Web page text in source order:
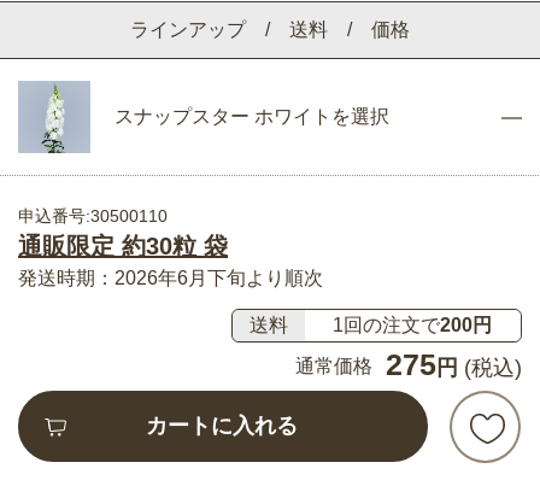
ラインアップ / 送料 / 価格
スナップスター ホワイトを選択
申込番号:30500110
通販限定 約30粒 袋
発送時期：2026年6月下旬より順次
送料 1回の注文で200円
通常価格
275 円 (税込)
カートに入れる